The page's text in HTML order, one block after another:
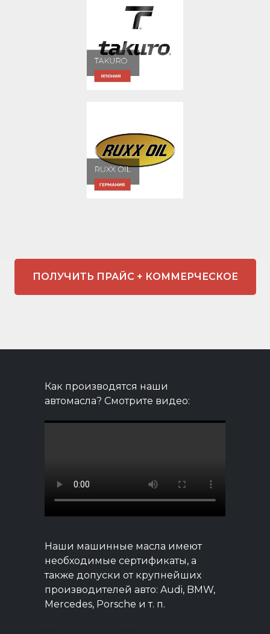
ПОЛУЧИТЬ ПРАЙС + КОММЕРЧЕСКОЕ
Как производятся наши
автомасла? Смотрите видео:
Наши машинные масла имеют
необходимые сертификаты, а
также допуски от крупнейших
производителей авто: Audi, BMW,
Mercedes, Porsche и т. п.